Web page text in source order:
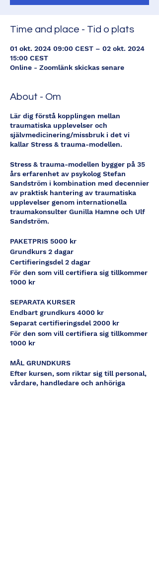
Time and place - Tid o plats
01 okt. 2024 09:00 CEST – 02 okt. 2024
15:00 CEST
Online - Zoomlänk skickas senare
About - Om
Lär dig förstå kopplingen mellan
traumatiska upplevelser och
självmedicinering/missbruk i det vi
kallar Stress & trauma-modellen.
Stress & trauma-modellen bygger på 35
års erfarenhet av psykolog Stefan
Sandström i kombination med decennier
av praktisk hantering av traumatiska
upplevelser genom internationella
traumakonsulter Gunilla Hamne och Ulf
Sandström.
PAKETPRIS 5000 kr
Grundkurs 2 dagar
Certifieringsdel 2 dagar
För den som vill certifiera sig tillkommer
1000 kr
SEPARATA KURSER
Endbart grundkurs 4000 kr
Separat certifieringsdel 2000 kr
För den som vill certifiera sig tillkommer
1000 kr
MÅL GRUNDKURS
Efter kursen, som riktar sig till personal,
vårdare, handledare och anhöriga